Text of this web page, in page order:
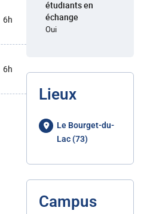
6h
6h
étudiants en
échange
Oui
Lieux
Le Bourget-du-
Lac (73)
Campus